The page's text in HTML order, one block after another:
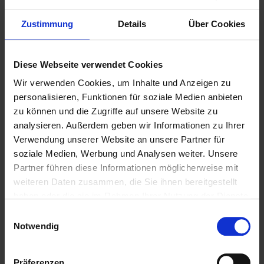
Zustimmung Details Über Cookies
Diese Webseite verwendet Cookies
Wir verwenden Cookies, um Inhalte und Anzeigen zu
personalisieren, Funktionen für soziale Medien anbieten
zu können und die Zugriffe auf unsere Website zu
analysieren. Außerdem geben wir Informationen zu Ihrer
Verwendung unserer Website an unsere Partner für
soziale Medien, Werbung und Analysen weiter. Unsere
Partner führen diese Informationen möglicherweise mit
weiteren Daten zusammen, die Sie ihnen bereitgestellt
Notwendig
soziale Medien anbieten zu können und die Zugriffe auf
unsere Website zu analysieren. Außerdem geben wir
Informationen zu Ihrer Verwendung unserer Website an
unsere Partner für soziale Medien, Werbung und Analysen
weiter. Unsere Partner führen diese Informationen
möglicherweise mit weiteren Daten zusammen, die Sie ihnen
bereitgestellt haben oder die sie im Rahmen Ihrer Nutzung der
Dienste gesammelt haben.
Cookies sind kleine Textdateien, die von Webseiten
gestalten.